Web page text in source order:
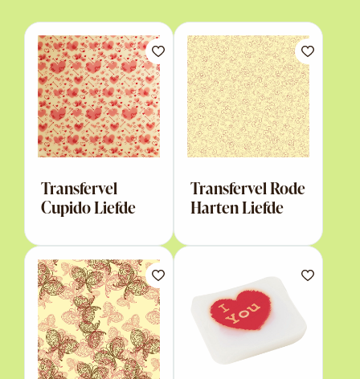
Transfervel
Cupido Liefde
Transfervel Rode
Harten Liefde